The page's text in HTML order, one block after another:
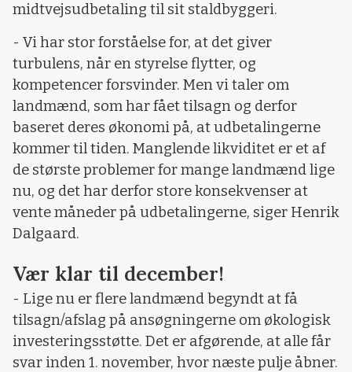
midtvejsudbetaling til sit staldbyggeri.
- Vi har stor forståelse for, at det giver
turbulens, når en styrelse flytter, og
kompetencer forsvinder. Men vi taler om
landmænd, som har fået tilsagn og derfor
baseret deres økonomi på, at udbetalingerne
kommer til tiden. Manglende likviditet er et af
de største problemer for mange landmænd lige
nu, og det har derfor store konsekvenser at
vente måneder på udbetalingerne, siger Henrik
Dalgaard.
Vær klar til december!
- Lige nu er flere landmænd begyndt at få
tilsagn/afslag på ansøgningerne om økologisk
investeringsstøtte. Det er afgørende, at alle får
svar inden 1. november, hvor næste pulje åbner.